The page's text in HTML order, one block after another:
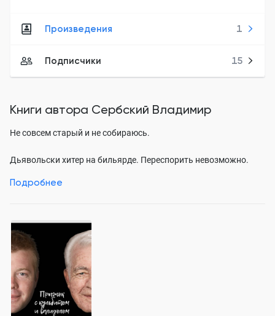
Произведения 1
Подписчики 15
Книги автора Сербский Владимир
Не совсем старый и не собираюсь.
Дьявольски хитер на бильярде. Переспорить невозможно.
На рыбалке мне нет равных. Поэтому рыба в ужасе
мои.
Долгими зимними вечерами вышиваю крестиком на дисках
CD-R, организую детские пиротехнические шоу любого уровня
и многое другое, к примеру, могу возбудить кого угодно на
шашлычные подвиги и неумеренное потребление пива.
Подробнее